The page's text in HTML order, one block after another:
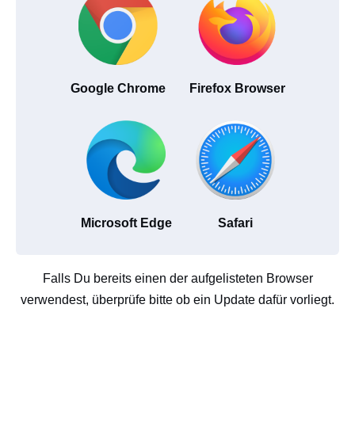
Google Chrome Firefox Browser
Microsoft Edge Safari
Falls Du bereits einen der aufgelisteten Browser
verwendest, überprüfe bitte ob ein Update dafür vorliegt.